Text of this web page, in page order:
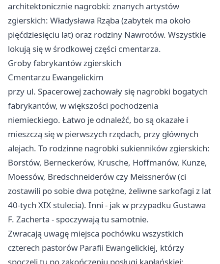
architektonicznie nagrobki: znanych artystów
zgierskich: Władysława Rząba (zabytek ma około
pięćdziesięciu lat) oraz rodziny Nawrotów. Wszystkie
lokują się w środkowej części cmentarza.
Groby fabrykantów zgierskich
Cmentarzu Ewangelickim
przy ul. Spacerowej zachowały się nagrobki bogatych
fabrykantów, w większości pochodzenia
niemieckiego. Łatwo je odnaleźć, bo są okazałe i
mieszczą się w pierwszych rzędach, przy głównych
alejach. To rodzinne nagrobki sukienników zgierskich:
Borstów, Berneckerów, Krusche, Hoffmanów, Kunze,
Moessów, Bredschneiderów czy Meissnerów (ci
zostawili po sobie dwa potężne, żeliwne sarkofagi z lat
40-tych XIX stulecia). Inni - jak w przypadku Gustawa
F. Zacherta - spoczywają tu samotnie.
Zwracają uwagę miejsca pochówku wszystkich
czterech pastorów Parafii Ewangelickiej, którzy